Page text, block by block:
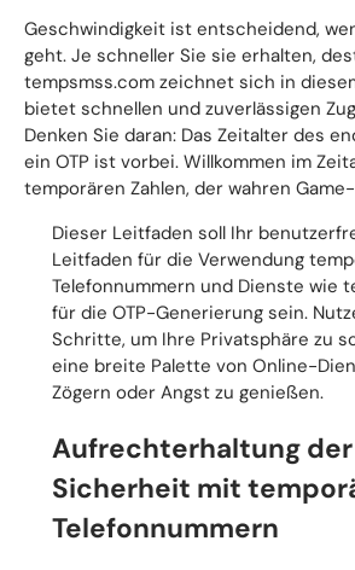
Geschwindigkeit ist entscheidend,
geht. Je schneller Sie sie erhalten,
tempsmss.com zeichnet sich in
bietet schnellen und zuverlässigen
Denken Sie daran: Das Zeitalter des
ein OTP ist vorbei. Willkommen im
temporären Zahlen, der wahren
Dieser Leitfaden soll Ihr
Leitfaden für die Verwendung
Telefonnummern und Dienste wie
für die OTP-Generierung sein.
Schritte, um Ihre Privatsphäre zu
eine breite Palette von Online-
Zögern oder Angst zu genießen.
Aufrechterhaltung der
Sicherheit mit
Telefonnummern